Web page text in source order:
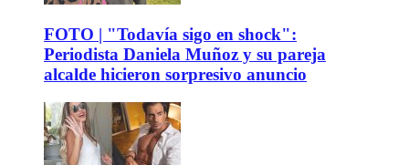
FOTO | "Todavía sigo en shock":
Periodista Daniela Muñoz y su pareja
alcalde hicieron sorpresivo anuncio